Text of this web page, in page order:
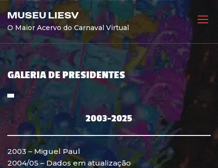
to
content
MUSEU LIESV
O Maior Acervo do Carnaval Virtual
GALERIA DE PRESIDENTES
2003-2025
2003 – Miguel Paul
2004/05 – Dados em atualização